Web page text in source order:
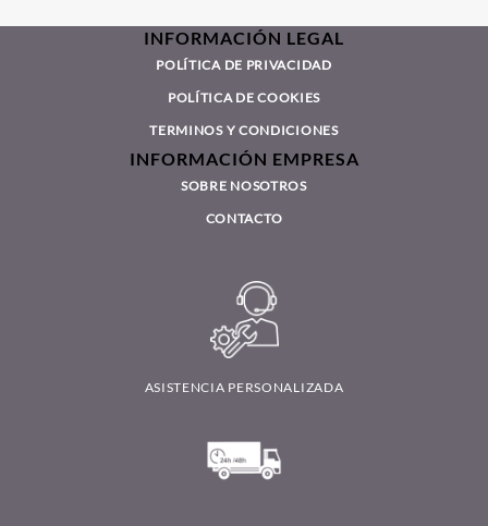
INFORMACIÓN LEGAL
POLÍTICA DE PRIVACIDAD
POLÍTICA DE COOKIES
TERMINOS Y CONDICIONES
INFORMACIÓN EMPRESA
SOBRE NOSOTROS
CONTACTO
ASISTENCIA PERSONALIZADA